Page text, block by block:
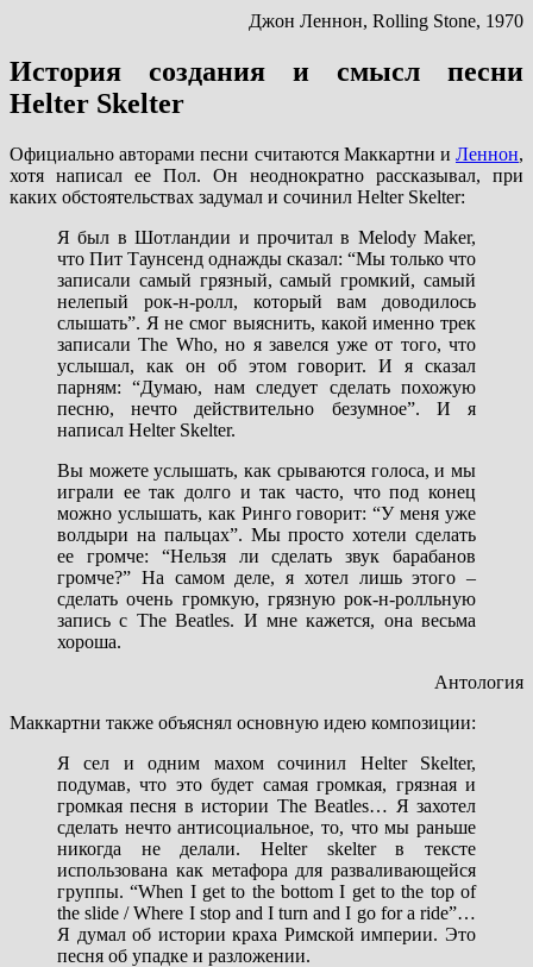
Джон Леннон, Rolling Stone, 1970
История создания и смысл песни
Helter Skelter
Официально авторами песни считаются Маккартни и Леннон,
хотя написал ее Пол. Он неоднократно рассказывал, при
каких обстоятельствах задумал и сочинил Helter Skelter:
Я был в Шотландии и прочитал в Melody Maker,
что Пит Таунсенд однажды сказал: “Мы только что
записали самый грязный, самый громкий, самый
нелепый рок-н-ролл, который вам доводилось
слышать”. Я не смог выяснить, какой именно трек
записали The Who, но я завелся уже от того, что
услышал, как он об этом говорит. И я сказал
парням: “Думаю, нам следует сделать похожую
песню, нечто действительно безумное”. И я
написал Helter Skelter.
Вы можете услышать, как срываются голоса, и мы
играли ее так долго и так часто, что под конец
можно услышать, как Ринго говорит: “У меня уже
волдыри на пальцах”. Мы просто хотели сделать
ее громче: “Нельзя ли сделать звук барабанов
громче?” На самом деле, я хотел лишь этого –
сделать очень громкую, грязную рок-н-ролльную
запись с The Beatles. И мне кажется, она весьма
хороша.
Антология
Маккартни также объяснял основную идею композиции:
Я сел и одним махом сочинил Helter Skelter,
подумав, что это будет самая громкая, грязная и
громкая песня в истории The Beatles… Я захотел
сделать нечто антисоциальное, то, что мы раньше
никогда не делали. Helter skelter в тексте
использована как метафора для разваливающейся
группы. “When I get to the bottom I get to the top of
the slide / Where I stop and I turn and I go for a ride”…
Я думал об истории краха Римской империи. Это
песня об упадке и разложении.